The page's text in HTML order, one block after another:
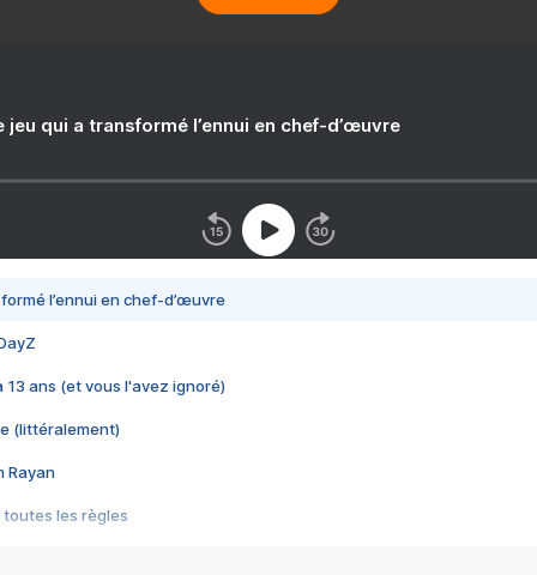
jeu qui a transformé l’ennui en chef-d’œuvre
l’ennui en chef-d’œuvre
13 ans (et vous l'avez ignoré)
(littéralement)
Rayan
toutes les règles